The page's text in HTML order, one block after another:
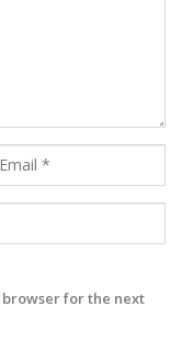
browser for the next